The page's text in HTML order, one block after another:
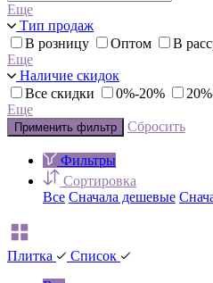
Еще
Тип продаж
В розницу
Оптом
В
Еще
Наличие скидок
Все скидки
0%-20%
Еще
Применить фильтр Сбросить
Фильтры
Сортировка
Все Сначала дешевые
Плитка
Список